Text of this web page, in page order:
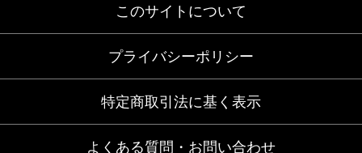
このサイトについて
プライバシーポリシー
特定商取引法に基く表示
よくある質問・お問い合わせ